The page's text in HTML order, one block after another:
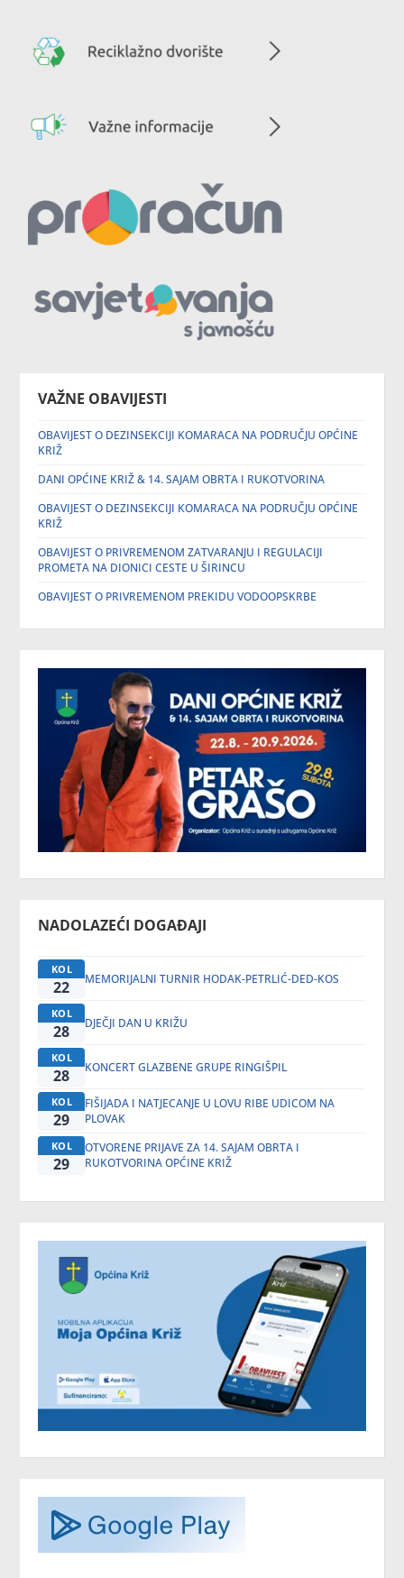
VAŽNE OBAVIJESTI
OBAVIJEST O DEZINSEKCIJI KOMARACA NA PODRUČJU OPĆINE
KRIŽ
DANI OPĆINE KRIŽ & 14. SAJAM OBRTA I RUKOTVORINA
OBAVIJEST O DEZINSEKCIJI KOMARACA NA PODRUČJU OPĆINE
KRIŽ
OBAVIJEST O PRIVREMENOM ZATVARANJU I REGULACIJI
PROMETA NA DIONICI CESTE U ŠIRINCU
OBAVIJEST O PRIVREMENOM PREKIDU VODOOPSKRBE
NADOLAZEĆI DOGAĐAJI
KOL
22 MEMORIJALNI TURNIR HODAK-PETRLIĆ-DED-KOS
KOL
28 DJEČJI DAN U KRIŽU
KOL
28 KONCERT GLAZBENE GRUPE RINGIŠPIL
KOL
29
FIŠIJADA I NATJECANJE U LOVU RIBE UDICOM NA
PLOVAK
KOL
29
OTVORENE PRIJAVE ZA 14. SAJAM OBRTA I
RUKOTVORINA OPĆINE KRIŽ